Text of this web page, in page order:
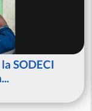
SODECI